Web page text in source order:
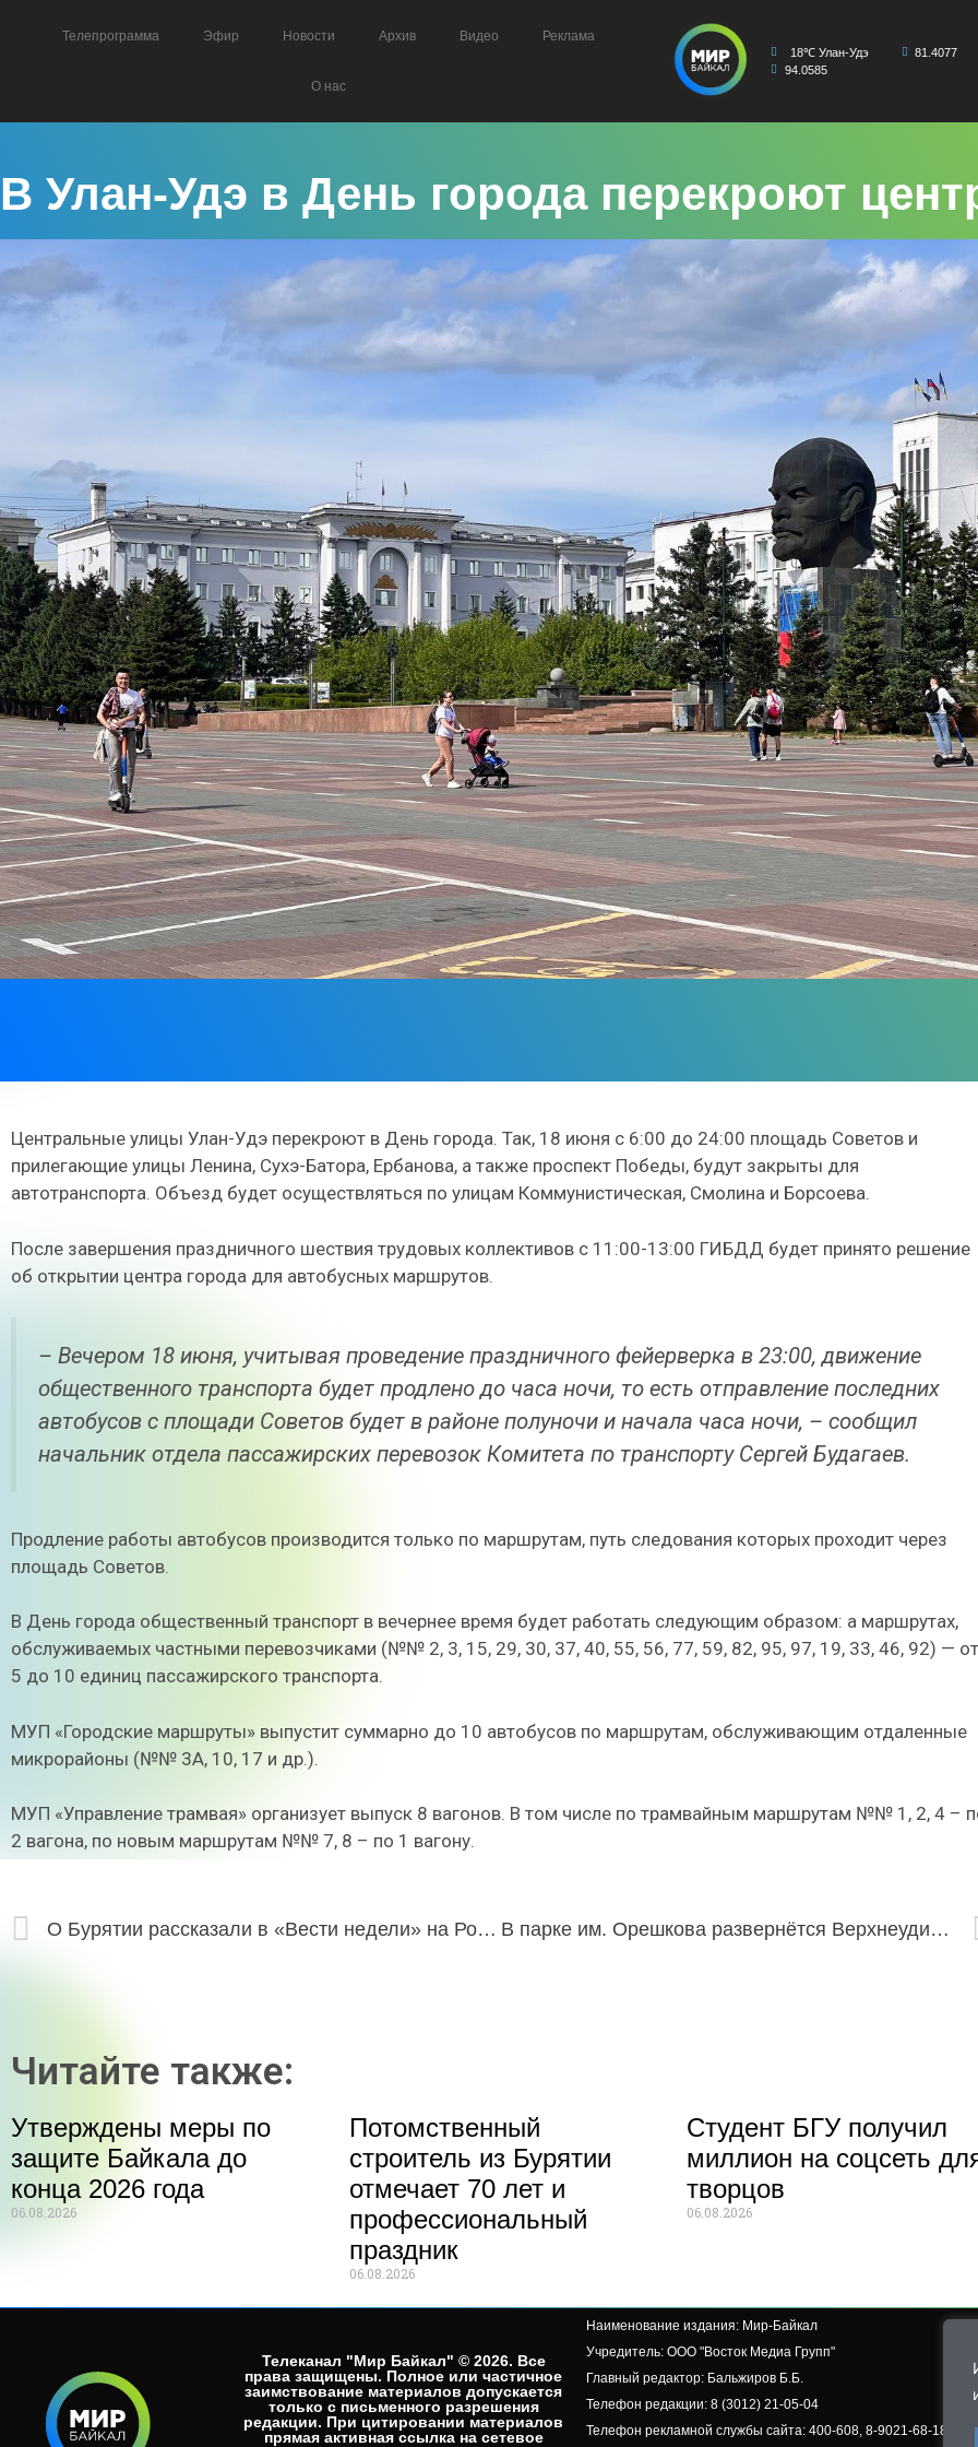
Телепрограмма Эфир Новости Архив Видео Реклама
О нас
18℃ Улан-Удэ
81.4077
94.0585
В Улан-Удэ в День города перекроют
Центральные улицы Улан-Удэ перекроют в День города. Так, 18 июня с 6:00 до 24:00 площадь Советов и
прилегающие улицы Ленина, Сухэ-Батора, Ербанова, а также проспект Победы, будут закрыты для
автотранспорта. Объезд будет осуществляться по улицам Коммунистическая, Смолина и Борсоева.
После завершения праздничного шествия трудовых коллективов с 11:00-13:00 ГИБДД будет принято решение
об открытии центра города для автобусных маршрутов.
– Вечером 18 июня, учитывая проведение праздничного фейерверка в 23:00, движение
общественного транспорта будет продлено до часа ночи, то есть отправление последних
автобусов с площади Советов будет в районе полуночи и начала часа ночи, – сообщил
начальник отдела пассажирских перевозок Комитета по транспорту Сергей Будагаев.
Продление работы автобусов производится только по маршрутам, путь следования которых проходит через
площадь Советов.
В День города общественный транспорт в вечернее время будет работать следующим образом: а маршрутах,
обслуживаемых частными перевозчиками (№№ 2, 3, 15, 29, 30, 37, 40, 55, 56, 77, 59, 82, 95, 97, 19, 33, 46, 92) — от
5 до 10 единиц пассажирского транспорта.
МУП «Городские маршруты» выпустит суммарно до 10 автобусов по маршрутам, обслуживающим отдаленные
микрорайоны (№№ 3А, 10, 17 и др.).
МУП «Управление трамвая» организует выпуск 8 вагонов. В том числе по трамвайным маршрутам №№ 1, 2, 4 –
2 вагона, по новым маршрутам №№ 7, 8 – по 1 вагону.
О Бурятии рассказали в «Вести недели» на Россия-1 В парке им. Орешкова развернётся Верхнеудинская ярмарка конца 18 века
Читайте также:
Утверждены меры по
защите Байкала до
конца 2026 года
06.08.2026
Потомственный
строитель из Бурятии
отмечает 70 лет и
профессиональный
праздник
06.08.2026
Студент БГУ получил
миллион на соцсеть
творцов
06.08.2026
Телеканал "Мир Байкал" © 2026. Все
права защищены. Полное или частичное
заимствование материалов допускается
только с письменного разрешения
редакции. При цитировании материалов
прямая активная ссылка на сетевое
Наименование издания: Мир-Байкал
Учредитель: ООО "Восток Медиа Групп"
Главный редактор: Бальжиров Б.Б.
Телефон редакции: 8 (3012) 21-05-04
Телефон рекламной службы сайта: 400-608, 8-9021-68-18-50,